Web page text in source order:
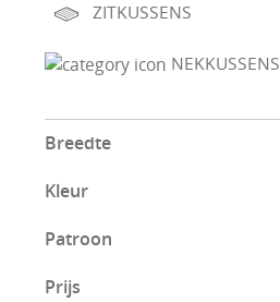
ZITKUSSENS
NEKKUSSENS
Breedte
Kleur
Patroon
Prijs